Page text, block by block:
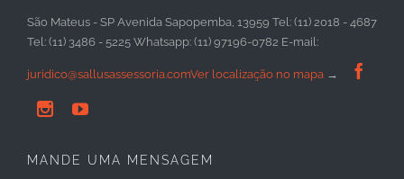
São Mateus - SP Avenida Sapopemba, 13959 Tel: (11) 2018 - 4687
Tel: (11) 3486 - 5225 Whatsapp: (11) 97196-0782 E-mail:
juridico@sallusassessoria.comVer localização no mapa → 
 
MANDE UMA MENSAGEM